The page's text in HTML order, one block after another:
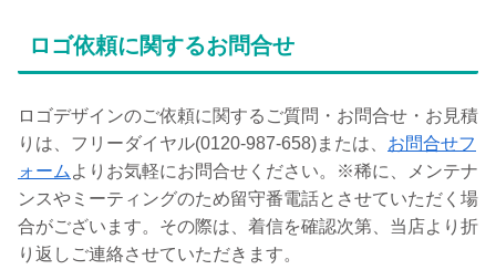
ロゴ依頼に関するお問合せ
ロゴデザインのご依頼に関するご質問・お問合せ・お見積
りは、フリーダイヤル(0120-987-658)または、 お問合せフ
ォーム よりお気軽にお問合せください。※稀に、メンテナ
ンスやミーティングのため留守番電話とさせていただく場
合がございます。その際は、着信を確認次第、当店より折
り返しご連絡させていただきます。